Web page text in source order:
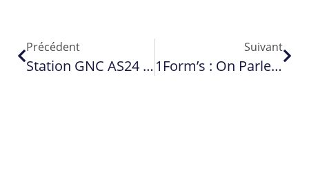
Précédent
Station GNC AS24 : Lancement Des Essais De Pleins
Suivant
1Form’s : On Parle De Notre Nouvel Organisme De Formation Dans La Presse